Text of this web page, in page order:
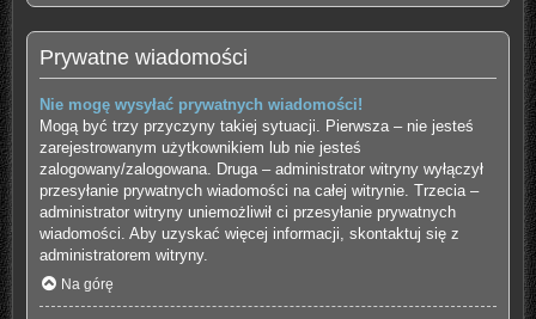
Prywatne wiadomości
Nie mogę wysyłać prywatnych wiadomości!
Mogą być trzy przyczyny takiej sytuacji. Pierwsza – nie jesteś
zarejestrowanym użytkownikiem lub nie jesteś
zalogowany/zalogowana. Druga – administrator witryny wyłączył
przesyłanie prywatnych wiadomości na całej witrynie. Trzecia –
administrator witryny uniemożliwił ci przesyłanie prywatnych
wiadomości. Aby uzyskać więcej informacji, skontaktuj się z
administratorem witryny.
Na górę